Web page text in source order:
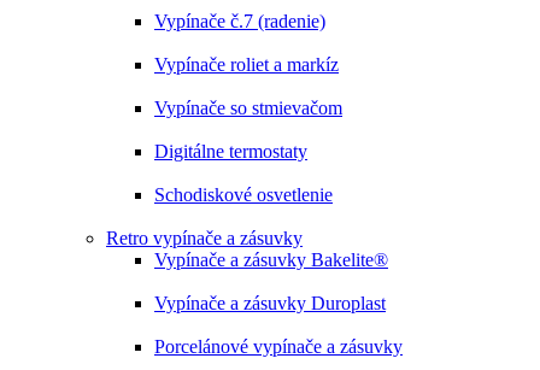
Vypínače č.7 (radenie)
Vypínače roliet a markíz
Vypínače so stmievačom
Digitálne termostaty
Schodiskové osvetlenie
Retro vypínače a zásuvky
Vypínače a zásuvky Bakelite®
Vypínače a zásuvky Duroplast
Porcelánové vypínače a zásuvky